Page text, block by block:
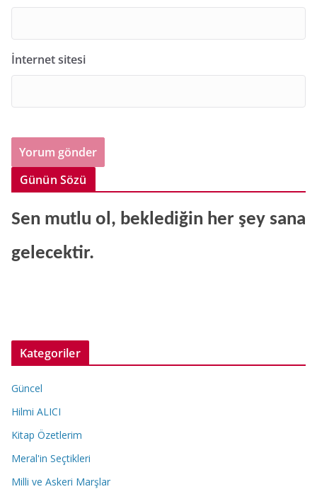
İnternet sitesi
Günün Sözü
Sen mutlu ol, beklediğin her şey sana
gelecektir.
Kategoriler
Güncel
Hilmi ALICI
Kitap Özetlerim
Meral'in Seçtikleri
Milli ve Askeri Marşlar